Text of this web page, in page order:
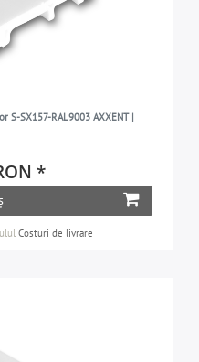
S-SX157-RAL9003 AXXENT |
*
Costuri de livrare